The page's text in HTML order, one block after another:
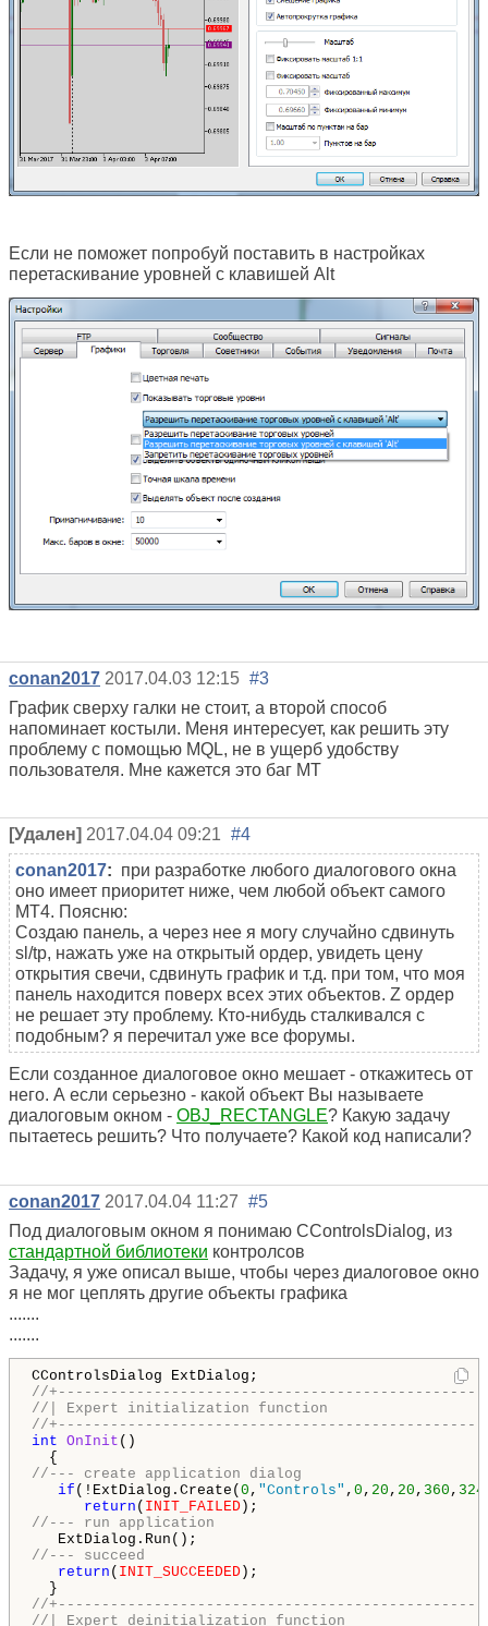
Если не поможет попробуй поставить в настройках
перетаскивание уровней с клавишей Alt
conan2017 2017.04.03 12:15 #3
График сверху галки не стоит, а второй способ
напоминает костыли. Меня интересует, как решить эту
проблему с помощью MQL, не в ущерб удобству
пользователя. Мне кажется это баг MT
[Удален] 2017.04.04 09:21 #4
conan2017: при разработке любого диалогового окна
оно имеет приоритет ниже, чем любой объект самого
MT4. Поясню:
Создаю панель, а через нее я могу случайно сдвинуть
sl/tp, нажать уже на открытый ордер, увидеть цену
открытия свечи, сдвинуть график и т.д. при том, что моя
панель находится поверх всех этих объектов. Z ордер
не решает эту проблему. Кто-нибудь сталкивался с
подобным? я перечитал уже все форумы.
Если созданное диалоговое окно мешает - откажитесь от
него. А если серьезно - какой объект Вы называете
диалоговым окном - OBJ_RECTANGLE? Какую задачу
пытаетесь решить? Что получаете? Какой код написали?
conan2017 2017.04.04 11:27 #5
Под диалоговым окном я понимаю CControlsDialog, из
стандартной библиотеки контролсов
Задачу, я уже описал выше, чтобы через диалоговое окно
я не мог цеплять другие объекты графика
.......
.......
//
//| Expert initialization function
//
int OnInit ()
//--- create application dialog
if (!ExtDialog.Create( 0 , "Controls" , 0 , 20 , 20 , 360 , 324
return ( INIT_FAILED
//--- run application
//--- succeed
return ( INIT_SUCCEEDED );
//
//| Expert deinitialization function